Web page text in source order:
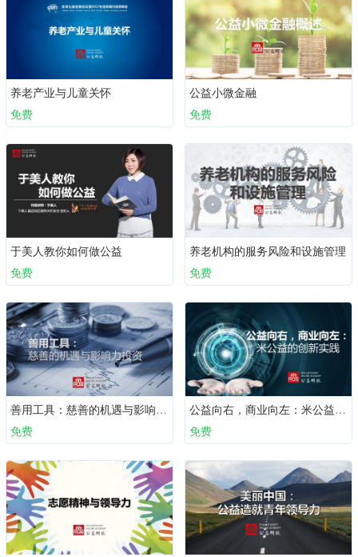
养老产业与儿童关怀
免费
公益小微金融
免费
于美人教你如何做公益
免费
养老机构的服务风险和设施管理
免费
善用工具：慈善的机遇与影响力投资
免费
公益向右，商业向左：米公益的创新实践
免费